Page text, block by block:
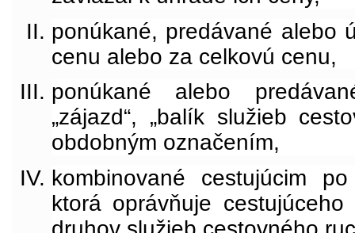
ponúkané, predávané alebo
cenu alebo za celkovú cenu,
ponúkané alebo
„zájazd“, „balík služieb
obdobným označením,
kombinované cestujúcim
ktorá oprávňuje